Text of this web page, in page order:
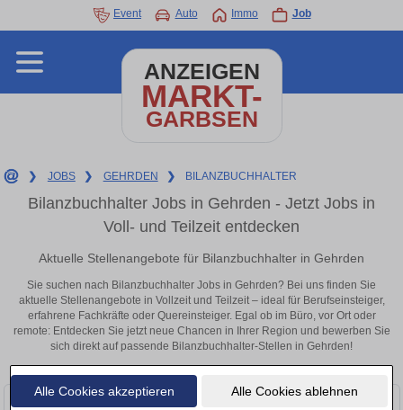
Alle Cookies akzeptieren Alle Cookies ablehnen
Event Auto Immo Job
ANZEIGEN
MARKT-
GARBSEN
❯ JOBS ❯ GEHRDEN ❯ BILANZBUCHHALTER
Bilanzbuchhalter Jobs in Gehrden - Jetzt Jobs in
Voll- und Teilzeit entdecken
Aktuelle Stellenangebote für Bilanzbuchhalter in Gehrden
Sie suchen nach Bilanzbuchhalter Jobs in Gehrden? Bei uns finden Sie
aktuelle Stellenangebote in Vollzeit und Teilzeit – ideal für Berufseinsteiger,
erfahrene Fachkräfte oder Quereinsteiger. Egal ob im Büro, vor Ort oder
remote: Entdecken Sie jetzt neue Chancen in Ihrer Region und bewerben Sie
sich direkt auf passende Bilanzbuchhalter-Stellen in Gehrden!